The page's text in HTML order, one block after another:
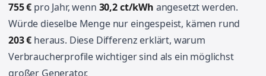
755 € pro Jahr, wenn 30,2 ct/kWh angesetzt werden.
Würde dieselbe Menge nur eingespeist, kämen rund
203 € heraus. Diese Differenz erklärt, warum
Verbraucherprofile wichtiger sind als ein möglichst
großer Generator.